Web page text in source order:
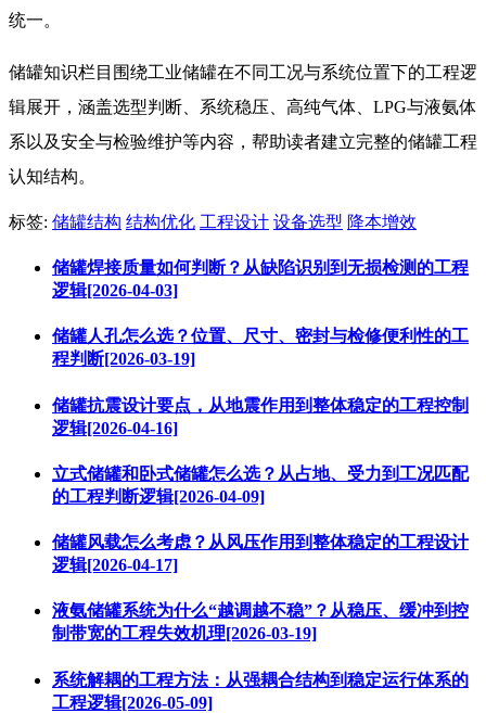
统一。
储罐知识栏目围绕工业储罐在不同工况与系统位置下的工程逻
辑展开，涵盖选型判断、系统稳压、高纯气体、LPG与液氨体
系以及安全与检验维护等内容，帮助读者建立完整的储罐工程
认知结构。
标签: 储罐结构 结构优化 工程设计 设备选型 降本增效
储罐焊接质量如何判断？从缺陷识别到无损检测的工程
逻辑[2026-04-03]
储罐人孔怎么选？位置、尺寸、密封与检修便利性的工
程判断[2026-03-19]
储罐抗震设计要点，从地震作用到整体稳定的工程控制
逻辑[2026-04-16]
立式储罐和卧式储罐怎么选？从占地、受力到工况匹配
的工程判断逻辑[2026-04-09]
储罐风载怎么考虑？从风压作用到整体稳定的工程设计
逻辑[2026-04-17]
液氨储罐系统为什么“越调越不稳”？从稳压、缓冲到控
制带宽的工程失效机理[2026-03-19]
系统解耦的工程方法：从强耦合结构到稳定运行体系的
工程逻辑[2026-05-09]